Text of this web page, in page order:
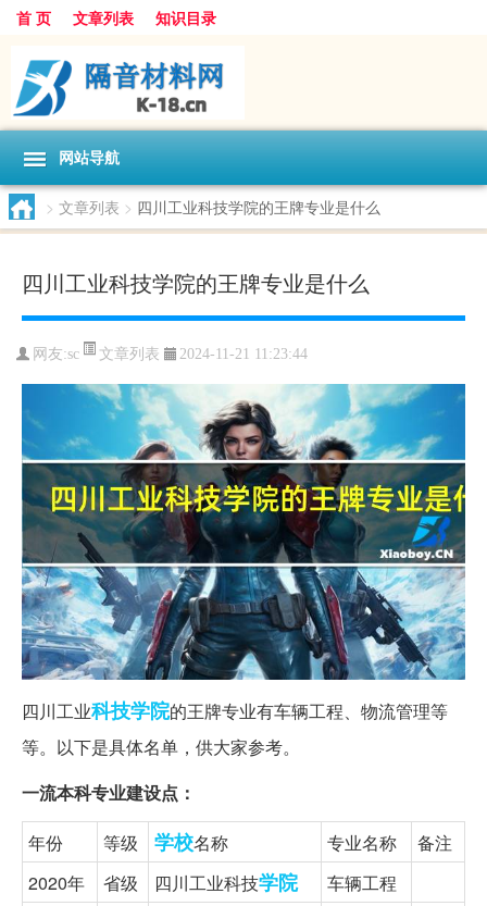
首 页 文章列表 知识目录
网站导航
> 文章列表 > 四川工业科技学院的王牌专业是什么
四川工业科技学院的王牌专业是什么
网友:sc 文章列表 2024-11-21 11:23:44
四川工业科技学院的王牌专业有车辆工程、物流管理等
等。以下是具体名单，供大家参考。
一流本科专业建设点：
年份
等级 学校名称 专业名称
备注
2020年
省级 四川工业科技学院
车辆工程